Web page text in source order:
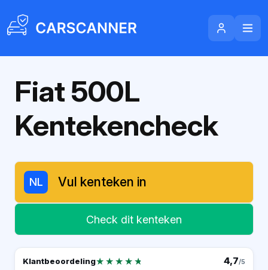
Fiat 500L
Kentekencheck
NL
Check dit kenteken
Klantbeoordeling★★★★★
★★★★★ 4,7/5